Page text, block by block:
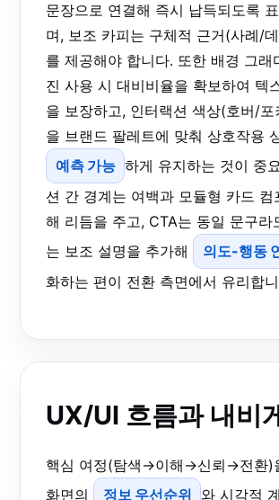
문장으로 연결해 즉시 납득되도록
며, 보조 카피는 구체적 근거(사례/
를 제공해야 합니다. 또한 배경 그래
진 사용 시 대비비율을 확보하여 텍
을 보장하고, 인터랙션 색상(호버/포
을 브랜드 팔레트에 맞춰 상호작용
예측 가능 하게 유지하는 것이 중
션 간 경계는 여백과 모듈형 카드 컴
해 리듬을 주고, CTA는 동일 문구라
는 보조 설명을 추가해
의도-행동
화하는 편이 전환 측면에서 유리합
UX/UI 흐름과 내비
핵심 여정(탐색→이해→신뢰→전환)
화면의
정보 우선순위 와 시각적